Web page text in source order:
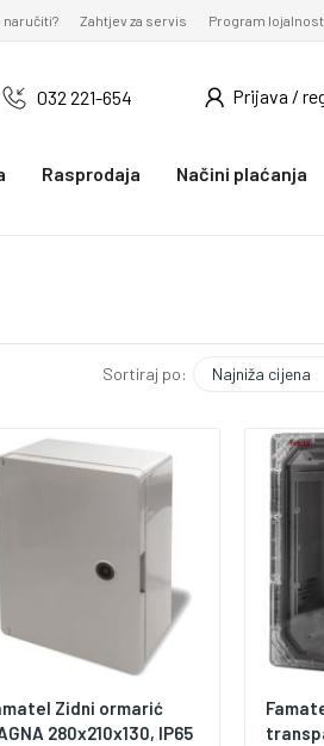
naručiti? Zahtjev za servis Program
032 221-654 Prijava /
Rasprodaja Načini plaćanja
Sortiraj po: Najniža cijena
Zidni ormarić
280x210x130, IP65